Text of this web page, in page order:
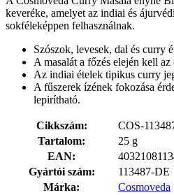
keveréke, amelyet az indiai és
sokféleképpen felhasználnak.
Szószok, levesek, dal és curry
A masalát a főzés elején kell az
Az indiai ételek tipikus curry
A fűszerek ízének fokozása
lepirítható.
Cikkszám:
COS-
Tartalom:
25 g
EAN:
Gyártói szám:
113487-DE
Márka:
Cosmoveda